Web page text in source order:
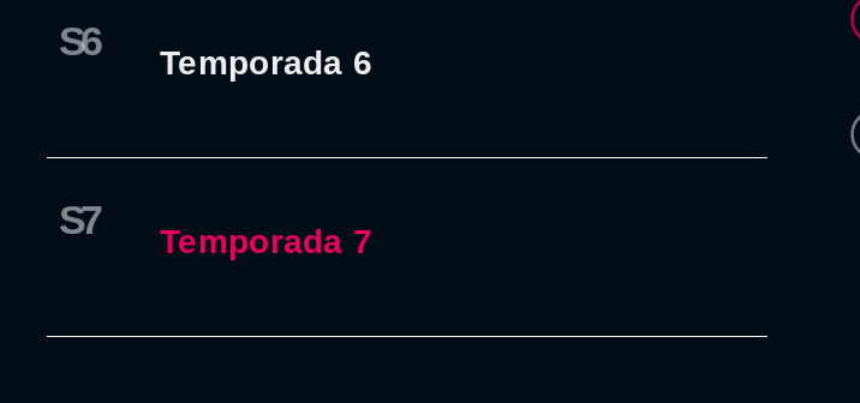
S6 Temporada 6
S7 Temporada 7